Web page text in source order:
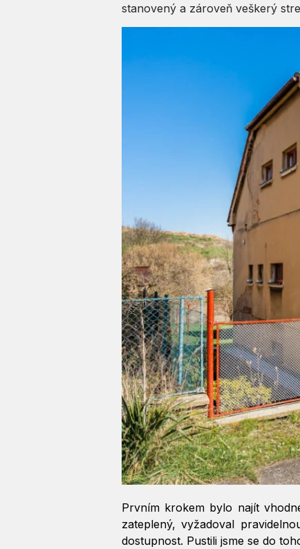
stanovený a zároveň veškerý
Prvním krokem bylo najít
zateplený, vyžadoval
dostupnost. Pustili jsme se do